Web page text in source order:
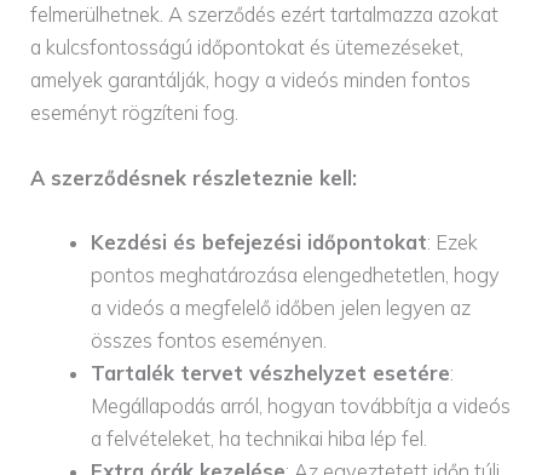
felmerülhetnek. A szerződés ezért tartalmazza azokat
a kulcsfontosságú időpontokat és ütemezéseket,
amelyek garantálják, hogy a videós minden fontos
eseményt rögzíteni fog.
A szerződésnek részleteznie kell:
Kezdési és befejezési időpontokat: Ezek
pontos meghatározása elengedhetetlen, hogy
a videós a megfelelő időben jelen legyen az
összes fontos eseményen.
Tartalék tervet vészhelyzet esetére:
Megállapodás arról, hogyan továbbítja a videós
a felvételeket, ha technikai hiba lép fel.